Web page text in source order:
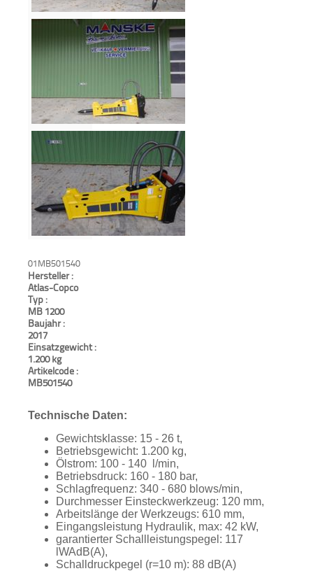
01MB501540
Hersteller :
Atlas-Copco
Typ :
MB 1200
Baujahr :
2017
Einsatzgewicht :
1.200 kg
Artikelcode :
MB501540
Technische Daten:
Gewichtsklasse: 15 - 26 t,
Betriebsgewicht: 1.200 kg,
Ölstrom: 100 - 140 l/min,
Betriebsdruck: 160 - 180 bar,
Schlagfrequenz: 340 - 680 blows/min,
Durchmesser Einsteckwerkzeug: 120 mm,
Arbeitslänge der Werkzeugs: 610 mm,
Eingangsleistung Hydraulik, max: 42 kW,
garantierter Schallleistungspegel: 117
lWAdB(A),
Schalldruckpegel (r=10 m): 88 dB(A)